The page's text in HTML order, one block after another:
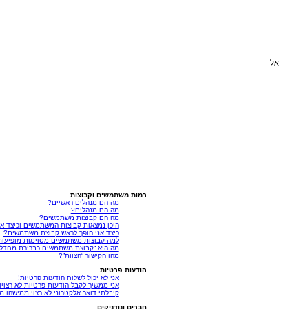
רמות משתמשים וקבוצות
מה הם מנהלים ראשיים?
מה הם מנהלים?
מה הם קבוצות משתמשים?
היכן נמצאות קבוצות המשתמשים וכיצד
כיצד אני הופך לראש קבוצת משתמשים?
למה קבוצות משתמשים מסוימות
מה היא “קבוצת משתמשים כברירת
מהו הקישור “הצוות”?
הודעות פרטיות
אני לא יכול לשלוח הודעות פרטיות!
אני ממשיך לקבל הודעות פרטיות לא
קיבלתי דואר אלקטרוני לא רצוי ממישהו